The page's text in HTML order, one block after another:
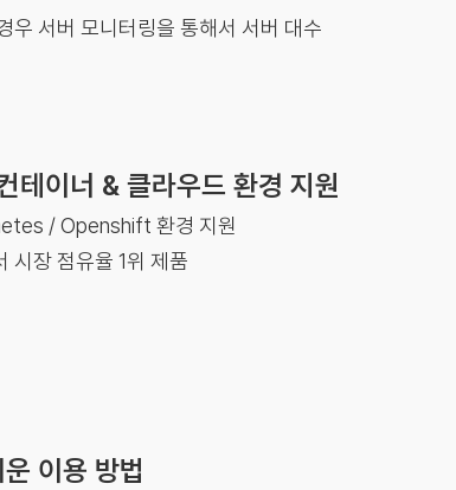
우 서버 모니터링을 통해서 서버 대수
테이너 & 클라우드 환경 지원
/ Openshift 환경 지원
시장 점유율 1위 제품
이용 방법